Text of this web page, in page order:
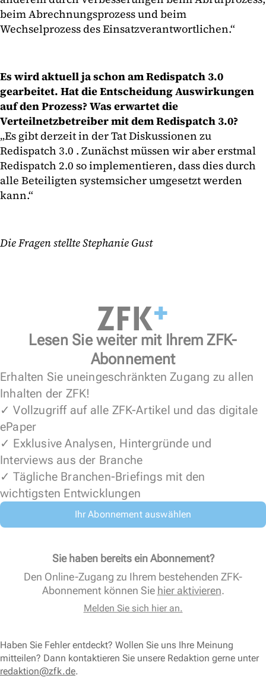
beim Abrechnungsprozess und beim
Wechselprozess des Einsatzverantwortlichen.“
Es wird aktuell ja schon am Redispatch 3.0
gearbeitet. Hat die Entscheidung Auswirkungen
auf den Prozess? Was erwartet die
Verteilnetzbetreiber mit dem Redispatch 3.0?
„Es gibt derzeit in der Tat Diskussionen zu
Redispatch 3.0 . Zunächst müssen wir aber erstmal
Redispatch 2.0 so implementieren, dass dies durch
alle Beteiligten systemsicher umgesetzt werden
kann.“
Die Fragen stellte Stephanie Gust
Lesen Sie weiter mit Ihrem ZFK-
Abonnement
Erhalten Sie uneingeschränkten Zugang zu allen
Inhalten der ZFK!
✓ Vollzugriff auf alle ZFK-Artikel und das digitale
ePaper
✓ Exklusive Analysen, Hintergründe und
Interviews aus der Branche
✓ Tägliche Branchen-Briefings mit den
wichtigsten Entwicklungen
Ihr Abonnement auswählen
Sie haben bereits ein Abonnement?
Den Online-Zugang zu Ihrem bestehenden ZFK-
Abonnement können Sie hier aktivieren.
Melden Sie sich hier an.
Haben Sie Fehler entdeckt? Wollen Sie uns Ihre Meinung
mitteilen? Dann kontaktieren Sie unsere Redaktion gerne unter
redaktion@zfk.de.